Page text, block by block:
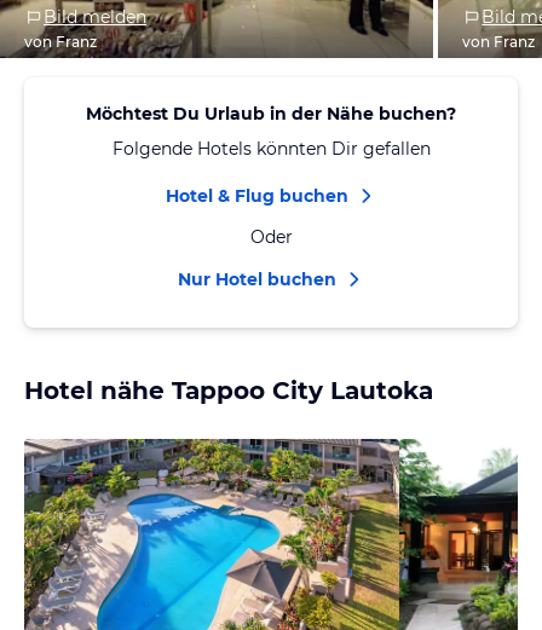
Bild melden
von Franz
Bild
von Franz
Möchtest Du Urlaub in der Nähe buchen?
Folgende Hotels könnten Dir gefallen
Hotel & Flug buchen
Oder
Nur Hotel buchen
Hotel nähe Tappoo City Lautoka